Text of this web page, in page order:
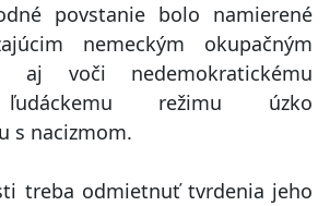
povstanie bolo namierené
nemeckým okupačným
aj voči nedemokratickému
ľudáckemu režimu úzko
s nacizmom.
treba odmietnuť tvrdenia jeho